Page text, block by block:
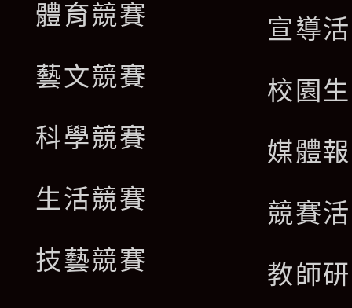
體育競賽
藝文競賽
科學競賽
生活競賽
技藝競賽
宣導
校園
媒體
競賽
教師